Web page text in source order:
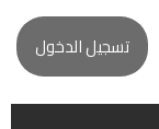
تسجيل الدخول